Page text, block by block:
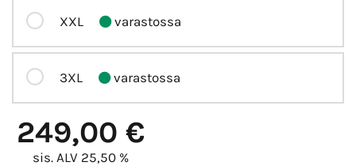
XXL varastossa
3XL varastossa
249,00 €
sis. ALV 25,50 %